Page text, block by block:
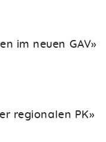
im neuen GAV»
regionalen PK»